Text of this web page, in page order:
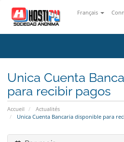
Français
Unica Cuenta
para recibir pagos
Accueil
Actualités
Unica Cuenta Bancaria disponible para